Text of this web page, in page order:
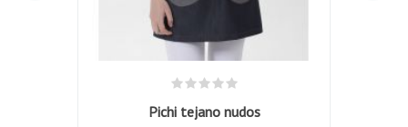
Pichi tejano nudos